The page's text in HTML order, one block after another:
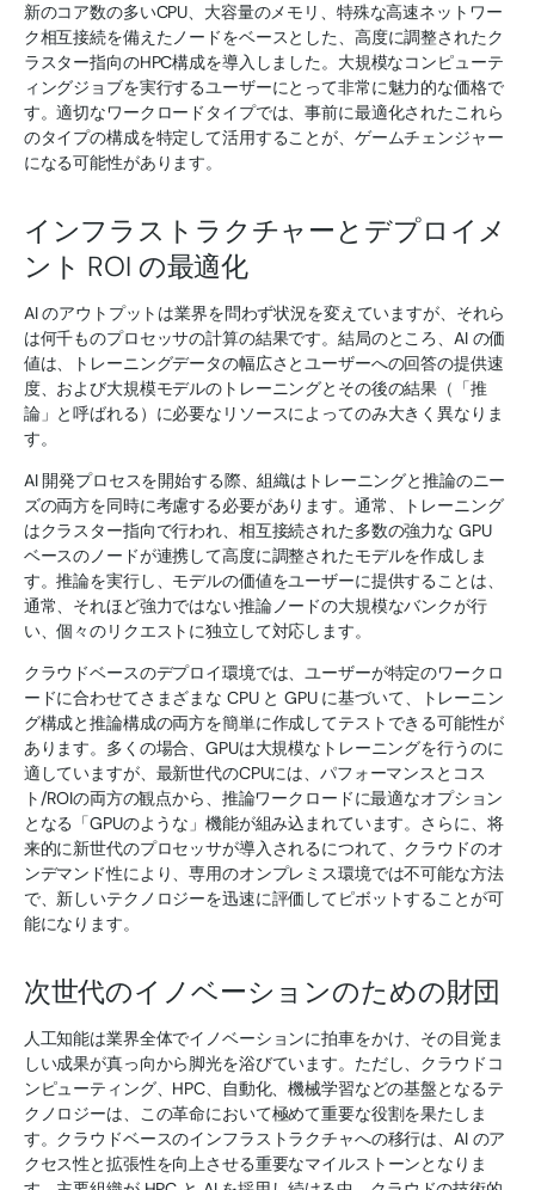
新のコア数の多いCPU、大容量のメモリ、特殊な高速ネットワー
ク相互接続を備えたノードをベースとした、高度に調整されたク
ラスター指向のHPC構成を導入しました。大規模なコンピューテ
ィングジョブを実行するユーザーにとって非常に魅力的な価格で
す。適切なワークロードタイプでは、事前に最適化されたこれら
のタイプの構成を特定して活用することが、ゲームチェンジャー
になる可能性があります。
インフラストラクチャーとデプロイメ
ント ROI の最適化
AI のアウトプットは業界を問わず状況を変えていますが、それら
は何千ものプロセッサの計算の結果です。結局のところ、AI の価
値は、トレーニングデータの幅広さとユーザーへの回答の提供速
度、および大規模モデルのトレーニングとその後の結果（「推
論」と呼ばれる）に必要なリソースによってのみ大きく異なりま
す。
AI 開発プロセスを開始する際、組織はトレーニングと推論のニー
ズの両方を同時に考慮する必要があります。通常、トレーニング
はクラスター指向で行われ、相互接続された多数の強力な GPU
ベースのノードが連携して高度に調整されたモデルを作成しま
す。推論を実行し、モデルの価値をユーザーに提供することは、
通常、それほど強力ではない推論ノードの大規模なバンクが行
い、個々のリクエストに独立して対応します。
クラウドベースのデプロイ環境では、ユーザーが特定のワークロ
ードに合わせてさまざまな CPU と GPU に基づいて、トレーニン
グ構成と推論構成の両方を簡単に作成してテストできる可能性が
あります。多くの場合、GPUは大規模なトレーニングを行うのに
適していますが、最新世代のCPUには、パフォーマンスとコス
ト/ROIの両方の観点から、推論ワークロードに最適なオプション
となる「GPUのような」機能が組み込まれています。さらに、将
来的に新世代のプロセッサが導入されるにつれて、クラウドのオ
ンデマンド性により、専用のオンプレミス環境では不可能な方法
で、新しいテクノロジーを迅速に評価してピボットすることが可
能になります。
次世代のイノベーションのための財団
人工知能は業界全体でイノベーションに拍車をかけ、その目覚ま
しい成果が真っ向から脚光を浴びています。ただし、クラウドコ
ンピューティング、HPC、自動化、機械学習などの基盤となるテ
クノロジーは、この革命において極めて重要な役割を果たしま
す。クラウドベースのインフラストラクチャへの移行は、AI のア
クセス性と拡張性を向上させる重要なマイルストーンとなりま